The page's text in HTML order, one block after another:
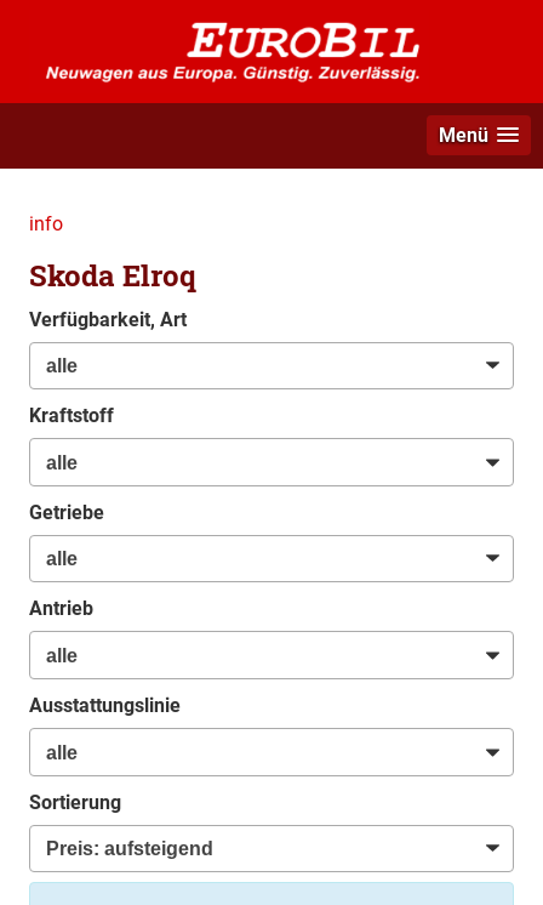
Menü
info
Skoda Elroq
Verfügbarkeit, Art
Kraftstoff
Getriebe
Antrieb
Ausstattungslinie
Sortierung